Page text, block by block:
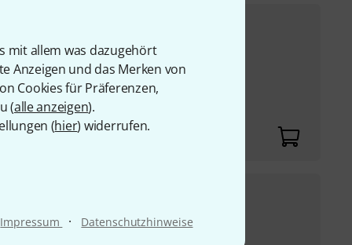
mit allem was dazugehört
Anzeigen und das Merken von
Cookies für Präferenzen,
(alle anzeigen).
(hier) widerrufen.
Impressum · Datenschutzhinweise
UVP:88,15
UVP:95,86 € -28%